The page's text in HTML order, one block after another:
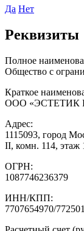
Да Нет
Реквизиты
Полное
Общество с
Краткое
ООО «ЭСТЕТИК
Адрес:
1115093, город
II, комн. 114, этаж
ОГРН:
1087746236379
ИНН/КПП:
7707654970/